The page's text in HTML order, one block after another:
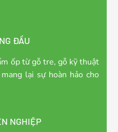
ĐẦU
ốp từ gỗ tre, gỗ kỹ thuật
lại sự hoàn hảo cho
NGHIỆP